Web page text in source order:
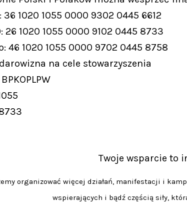
36 1020 1055 0000 9302 0445 6612
26 1020 1055 0000 9102 0445 8733
46 1020 1055 0000 9702 0445 8758
na cele stowarzyszenia
Twoje wsparcie to
organizować więcej działań, manifestacji i
wspierających i bądź częścią siły,